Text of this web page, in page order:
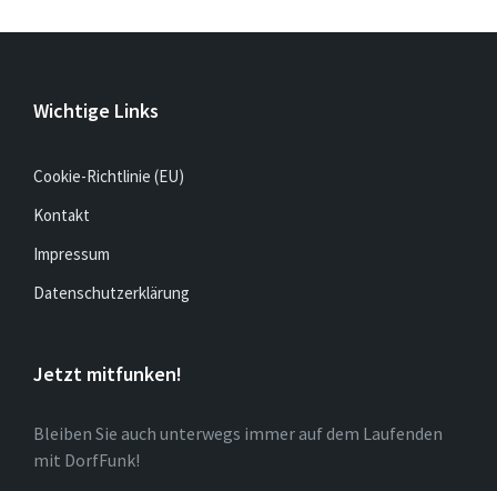
Wichtige Links
Cookie-Richtlinie (EU)
Kontakt
Impressum
Datenschutzerklärung
Jetzt mitfunken!
Bleiben Sie auch unterwegs immer auf dem Laufenden
mit DorfFunk!